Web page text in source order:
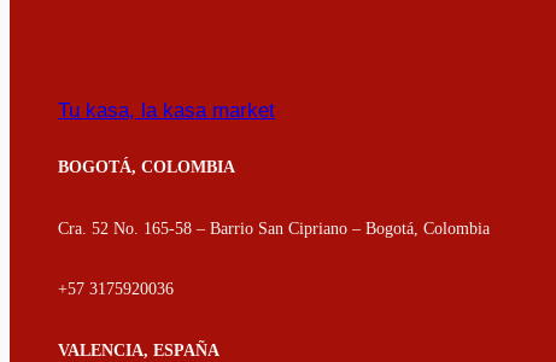
Tu kasa, la kasa market
BOGOTÁ, COLOMBIA
Cra. 52 No. 165-58 – Barrio San Cipriano – Bogotá, Colombia
+57 3175920036
VALENCIA, ESPAÑA